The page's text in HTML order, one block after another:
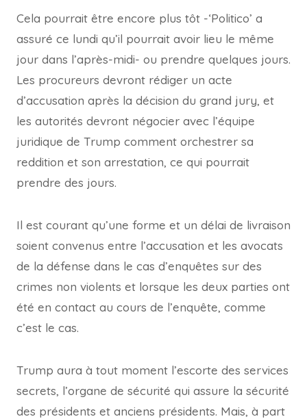
Cela pourrait être encore plus tôt -‘Politico’ a
assuré ce lundi qu’il pourrait avoir lieu le même
jour dans l’après-midi- ou prendre quelques jours.
Les procureurs devront rédiger un acte
d’accusation après la décision du grand jury, et
les autorités devront négocier avec l’équipe
juridique de Trump comment orchestrer sa
reddition et son arrestation, ce qui pourrait
prendre des jours.
Il est courant qu’une forme et un délai de livraison
soient convenus entre l’accusation et les avocats
de la défense dans le cas d’enquêtes sur des
crimes non violents et lorsque les deux parties ont
été en contact au cours de l’enquête, comme
c’est le cas.
Trump aura à tout moment l’escorte des services
secrets, l’organe de sécurité qui assure la sécurité
des présidents et anciens présidents. Mais, à part